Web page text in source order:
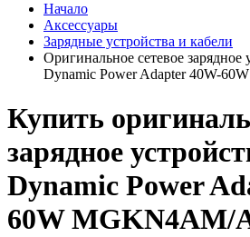
Начало
Аксессуары
Зарядные устройства и кабели
Оригинальное сетевое зарядное
Dynamic Power Adapter 40W-
Купить
зарядное
Dynamic Power
60W MGKN4AM/